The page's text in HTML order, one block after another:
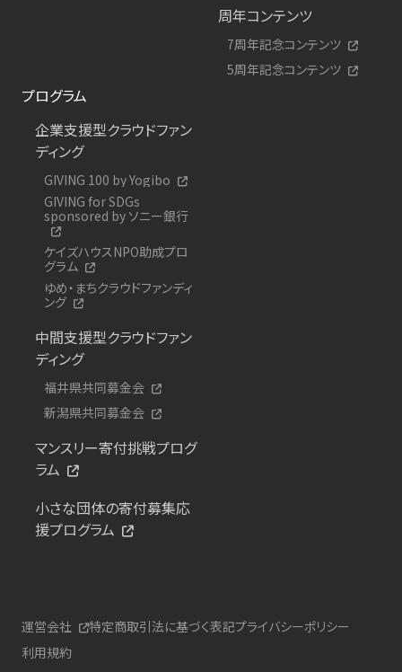
周年コンテンツ
7周年記念コンテンツ
5周年記念コンテンツ
プログラム
企業支援型クラウドファン
ディング
GIVING 100 by Yogibo
GIVING for SDGs
sponsored by ソニー銀行
ケイズハウスNPO助成プロ
グラム
ゆめ・まちクラウドファンディ
ング
中間支援型クラウドファン
ディング
福井県共同募金会
新潟県共同募金会
マンスリー寄付挑戦プログ
ラム
小さな団体の寄付募集応
援プログラム
運営会社 特定商取引法に基づく表記プライバシーポリシー
利用規約